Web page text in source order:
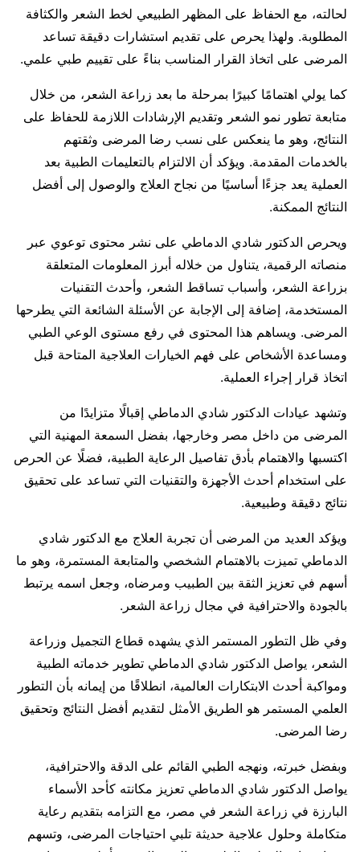
لحالته، مع الحفاظ على المظهر الطبيعي لخط الشعر والكثافة
المطلوبة. ولهذا يحرص على تقديم استشارات دقيقة تساعد
المرضى على اتخاذ القرار المناسب بناءً على تقييم طبي علمي.
كما يولي اهتمامًا كبيرًا بمرحلة ما بعد زراعة الشعر، من خلال
متابعة تطور نمو الشعر وتقديم الإرشادات اللازمة للحفاظ على
النتائج، وهو ما ينعكس على نسب رضا المرضى وثقتهم
بالخدمات المقدمة. ويؤكد أن الالتزام بالتعليمات الطبية بعد
العملية يعد جزءًا أساسيًا من نجاح العلاج والوصول إلى أفضل
النتائج الممكنة.
ويحرص الدكتور شادي الدماطي على نشر محتوى توعوي عبر
منصاته الرقمية، يتناول من خلاله أبرز المعلومات المتعلقة
بزراعة الشعر، وأسباب تساقط الشعر، وأحدث التقنيات
المستخدمة، إضافة إلى الإجابة عن الأسئلة الشائعة التي يطرحها
المرضى. ويساهم هذا المحتوى في رفع مستوى الوعي الطبي
ومساعدة الأشخاص على فهم الخيارات العلاجية المتاحة قبل
اتخاذ قرار إجراء العملية.
وتشهد عيادات الدكتور شادي الدماطي إقبالًا متزايدًا من
المرضى من داخل مصر وخارجها، بفضل السمعة المهنية التي
اكتسبها والاهتمام بأدق تفاصيل الرعاية الطبية، فضلًا عن الحرص
على استخدام أحدث الأجهزة والتقنيات التي تساعد على تحقيق
نتائج دقيقة وطبيعية.
ويؤكد العديد من المرضى أن تجربة العلاج مع الدكتور شادي
الدماطي تميزت بالاهتمام الشخصي والمتابعة المستمرة، وهو ما
أسهم في تعزيز الثقة بين الطبيب ومرضاه، وجعل اسمه يرتبط
بالجودة والاحترافية في مجال زراعة الشعر.
وفي ظل التطور المستمر الذي يشهده قطاع التجميل وزراعة
الشعر، يواصل الدكتور شادي الدماطي تطوير خدماته الطبية
ومواكبة أحدث الابتكارات العالمية، انطلاقًا من إيمانه بأن التطور
العلمي المستمر هو الطريق الأمثل لتقديم أفضل النتائج وتحقيق
رضا المرضى.
وبفضل خبرته، ونهجه الطبي القائم على الدقة والاحترافية،
يواصل الدكتور شادي الدماطي تعزيز مكانته كأحد الأسماء
البارزة في زراعة الشعر في مصر، مع التزامه بتقديم رعاية
متكاملة وحلول علاجية حديثة تلبي احتياجات المرضى، وتسهم